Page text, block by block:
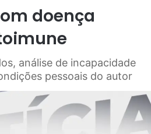
doença
análise de incapacidade
pessoais do autor